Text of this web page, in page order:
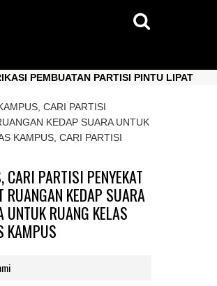
PARTISI PINTU LIPAT
CARI PARTISI
KEDAP SUARA UNTUK
KAMPUS, CARI PARTISI
PARTISI PENYEKAT
KEDAP SUARA
RUANG KELAS
KAMPUS